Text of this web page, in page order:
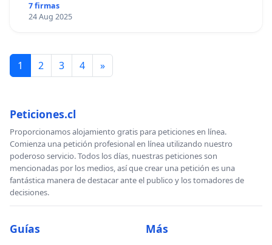
7 firmas
24 Aug 2025
1 2 3 4 »
Peticiones.cl
Proporcionamos alojamiento gratis para peticiones en línea.
Comienza una petición profesional en línea utilizando nuestro
poderoso servicio. Todos los días, nuestras peticiones son
mencionadas por los medios, así que crear una petición es una
fantástica manera de destacar ante el publico y los tomadores de
decisiones.
Guías Más